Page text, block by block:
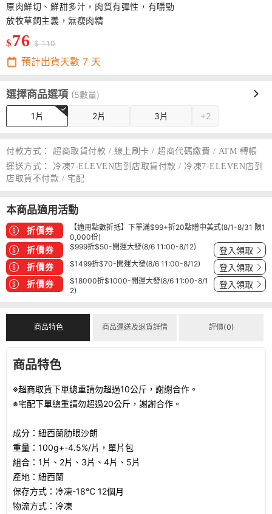
原肉鮮切、鮮甜多汁，肉質有彈性，有嚼勁
放牧草飼主義，無瘦肉精
$76 $ 110
預計出貨天數 7 天
選擇商品選項 (5數量)
1片 2片 3片 +2
付款方式：
超商取貨付款 / 線上刷卡 / 超商代碼繳費 / ATM 轉帳
運送方式：
冷凍7-ELEVEN店到店取貨付款 / 冷凍7-ELEVEN店到
店取貨不付款 / 宅配
本商品適用活動
折價券
【適用點數折抵】下單滿$99+折20點贈中美式(8/1-8/31 限1
0,000份)
折價券 $999折$50-開運大發(8/6 11:00-8/12) 登入領取
折價券 $1499折$70-開運大發(8/6 11:00-8/12) 登入領取
折價券
$18000折$1000-開運大發(8/6 11:00-8/1
2)
登入領取
商品特色 商品運送及退貨詳情 評價(0)
商品特色
※超商取貨下單總重請勿超過10公斤，謝謝合作。
※宅配下單總重請勿超過20公斤，謝謝合作。
成分：紐西蘭肋眼沙朗
重量：100g+-4.5%/片，單片包
組合：1片、2片、3片、4片、5片
產地：紐西蘭
保存方式：冷凍-18℃ 12個月
物流方式：冷凍